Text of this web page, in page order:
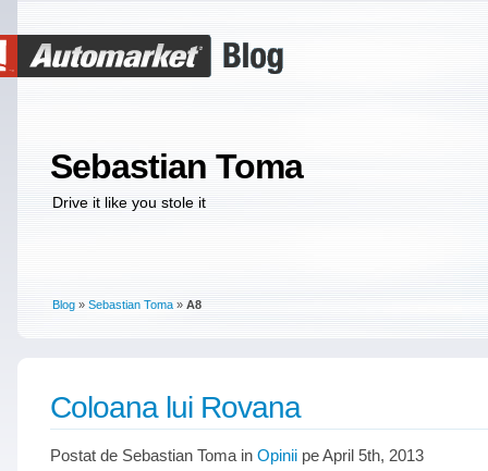
Sebastian Toma
Drive it like you stole it
Blog » Sebastian Toma » A8
Coloana lui Rovana
Postat de Sebastian Toma in Opinii pe April 5th, 2013